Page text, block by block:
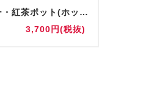
【追加】コーヒー・紅茶ポット(ホット・アイス) 陶器/グラス提供
3,700円(税抜)